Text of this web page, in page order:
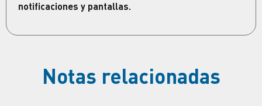
notificaciones y pantallas.
Notas relacionadas